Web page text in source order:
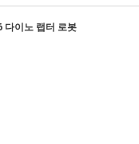
다이노 랩터 로봇